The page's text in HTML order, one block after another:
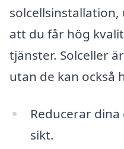
solcellsinstallation,
att du får hög
tjänster. Solceller
utan de kan också
Reducerar
sikt.